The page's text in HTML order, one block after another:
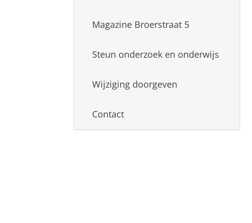
Magazine Broerstraat 5
Steun onderzoek en onderwijs
Wijziging doorgeven
Contact